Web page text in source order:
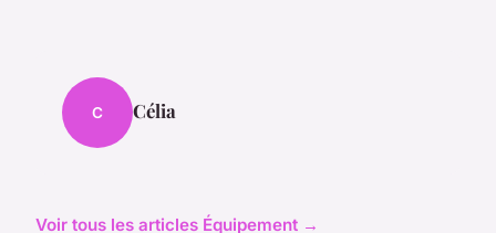
C Célia
Voir tous les articles Équipement →